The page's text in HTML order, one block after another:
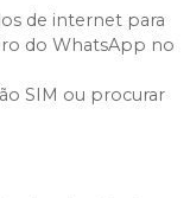
de internet para
do WhatsApp no
SIM ou procurar